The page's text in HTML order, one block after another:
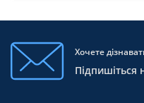
Хочете
Підпишіться